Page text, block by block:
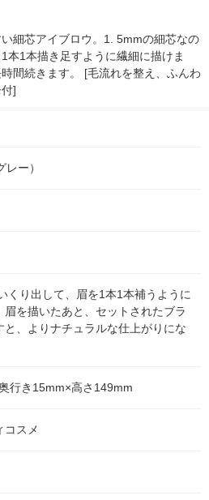
細芯アイブロウ。1. 5mmの細芯なの
本1本描き足すように繊細に描けま
間続きます。 [毛流れを整え、ふんわ
]
ー）
くり出して、眉を1本1本補うように
眉を描いたあと、セットされたブラ
と、よりナチュラルな仕上がりにな
行き15mm×高さ149mm
コスメ